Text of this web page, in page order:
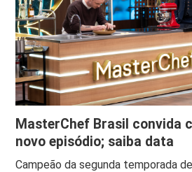
MasterChef Brasil convida
novo episódio; saiba data
Campeão da segunda temporada